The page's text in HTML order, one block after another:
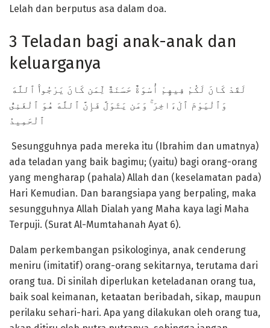
Lelah dan berputus asa dalam doa.
3 Teladan bagi anak-anak dan
keluarganya
وَٱلْيَوْمَ ٱلْءَاخِرَ ۚ وَمَن يَتَوَلَّ فَإِنَّ ٱللَّهَ هُوَ ٱلْغَنِىُّ
ٱلْحَمِيدُ
Sesungguhnya pada mereka itu (Ibrahim dan umatnya)
ada teladan yang baik bagimu; (yaitu) bagi orang-orang
yang mengharap (pahala) Allah dan (keselamatan pada)
Hari Kemudian. Dan barangsiapa yang berpaling, maka
sesungguhnya Allah Dialah yang Maha kaya lagi Maha
Terpuji. (Surat Al-Mumtahanah Ayat 6).
Dalam perkembangan psikologinya, anak cenderung
meniru (imitatif) orang-orang sekitarnya, terutama dari
orang tua. Di sinilah diperlukan keteladanan orang tua,
baik soal keimanan, ketaatan beribadah, sikap, maupun
perilaku sehari-hari. Apa yang dilakukan oleh orang tua,